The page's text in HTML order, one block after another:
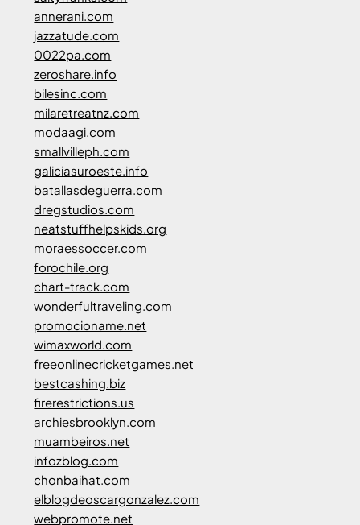
annerani.com
jazzatude.com
0022pa.com
zeroshare.info
bilesinc.com
milaretreatnz.com
modaagi.com
smallvilleph.com
galiciasuroeste.info
batallasdeguerra.com
dregstudios.com
neatstuffhelpskids.org
moraessoccer.com
forochile.org
chart-track.com
wonderfultraveling.com
promocioname.net
wimaxworld.com
freeonlinecricketgames.net
bestcashing.biz
firerestrictions.us
archiesbrooklyn.com
muambeiros.net
infozblog.com
chonbaihat.com
elblogdeoscargonzalez.com
webpromote.net